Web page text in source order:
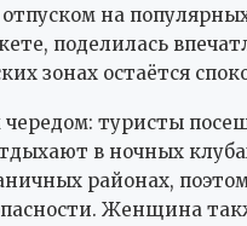
на
поделилась
зонах остаётся
чередом: туристы
в ночных
районах,
Женщина